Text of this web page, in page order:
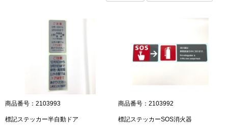
商品番号：2103993
標記ステッカー半自動ドア
商品番号：2103992
標記ステッカーSOS消火器